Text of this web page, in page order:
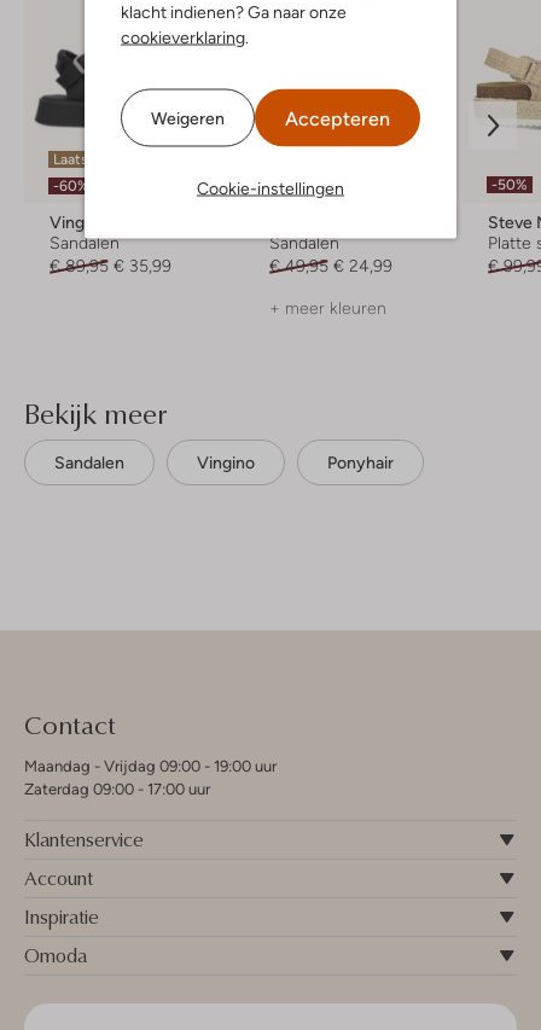
klacht indienen? Ga naar onze
cookieverklaring.
Weigeren Accepteren
Cookie-instellingen
Laatste items
-60%
Vingino
Sandalen
€ 89,95 € 35,99
-50%
Sandalen
€ 49,95 € 24,99
+ meer kleuren
-50%
Steve
Platte
€
Bekijk meer
Sandalen Vingino Ponyhair
Contact
Maandag - Vrijdag 09:00 - 19:00 uur
Zaterdag 09:00 - 17:00 uur
Klantenservice
Account
Inspiratie
Omoda